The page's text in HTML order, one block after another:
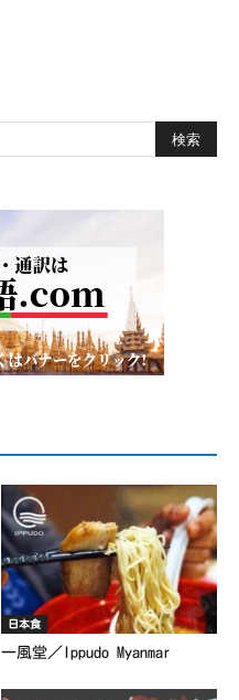
日本食
一風堂／Ippudo Myanmar